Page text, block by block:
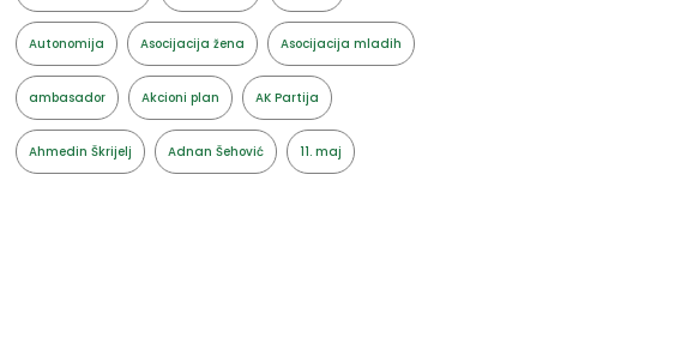
Autonomija Asocijacija žena Asocijacija mladih
ambasador Akcioni plan AK Partija
Ahmedin Škrijelj Adnan Šehović 11. maj